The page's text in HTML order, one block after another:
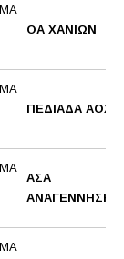
ΟΑ ΧΑΝΙΩΝ
ΠΕΔΙΑΔΑ ΑΟΧ
ΑΣΑ
ΑΝΑΓΕΝΝΗΣΗ